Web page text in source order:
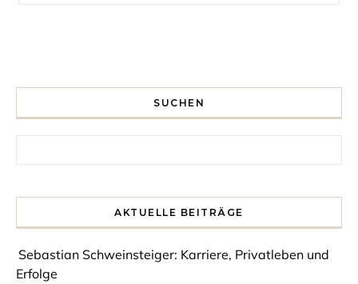
SUCHEN
AKTUELLE BEITRÄGE
Sebastian Schweinsteiger: Karriere, Privatleben und
Erfolge